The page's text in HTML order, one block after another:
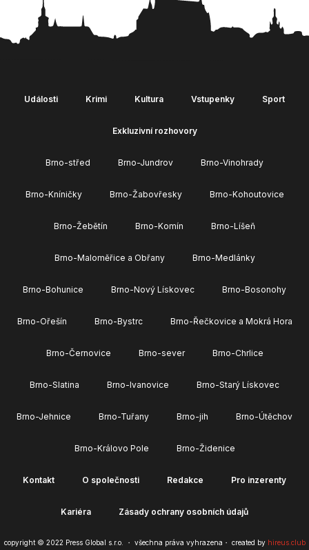
Události Krimi Kultura Vstupenky Sport
Exkluzivní rozhovory
Brno-střed Brno-Jundrov Brno-Vinohrady
Brno-Kníničky Brno-Žabovřesky Brno-Kohoutovice
Brno-Žebětín Brno-Komín Brno-Líšeň
Brno-Maloměřice a Obřany Brno-Medlánky
Brno-Bohunice Brno-Nový Lískovec Brno-Bosonohy
Brno-Ořešín Brno-Bystrc Brno-Řečkovice a Mokrá Hora
Brno-Černovice Brno-sever Brno-Chrlice
Brno-Slatina Brno-Ivanovice Brno-Starý Lískovec
Brno-Jehnice Brno-Tuřany Brno-jih Brno-Útěchov
Brno-Královo Pole Brno-Židenice
Kontakt O společnosti Redakce Pro inzerenty
Kariéra Zásady ochrany osobních údajů
copyright © 2022 Press Global s.r.o. ・ všechna práva vyhrazena・ created by hireus.club